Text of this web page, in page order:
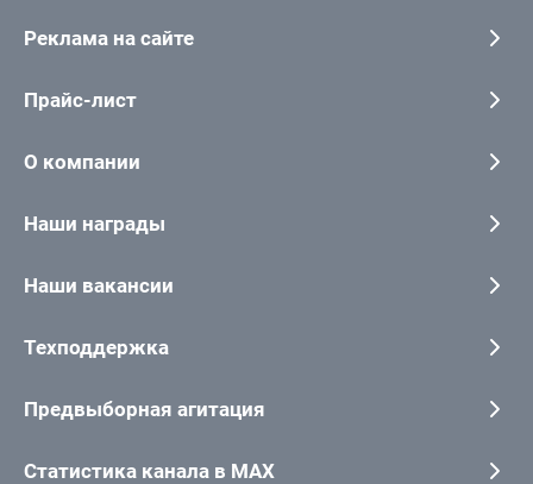
Реклама на сайте
Прайс-лист
О компании
Наши награды
Наши вакансии
Техподдержка
Предвыборная агитация
Статистика канала в MAX